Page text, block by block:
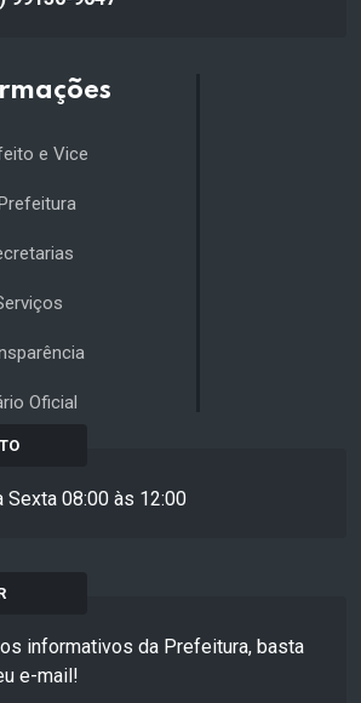
e Vice
Oficial
Sexta 08:00 às 12:00
informativos da Prefeitura, basta
e-mail!